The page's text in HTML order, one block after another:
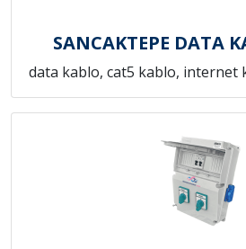
SANCAKTEPE DATA
data kablo, cat5 kablo, internet